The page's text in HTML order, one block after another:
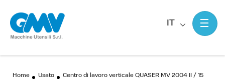
IT
Home Usato Centro di lavoro verticale QUASER MV 2004 II / 15